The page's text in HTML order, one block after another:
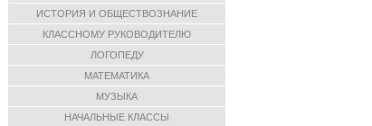
ИСТОРИЯ И ОБЩЕСТВОЗНАНИЕ
КЛАССНОМУ РУКОВОДИТЕЛЮ
ЛОГОПЕДУ
МАТЕМАТИКА
МУЗЫКА
НАЧАЛЬНЫЕ КЛАССЫ